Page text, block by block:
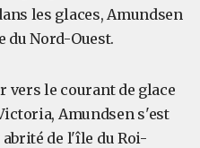
les glaces, Amundsen
du Nord-Ouest.
vers le courant de glace
Amundsen s'est
de l'île du Roi-